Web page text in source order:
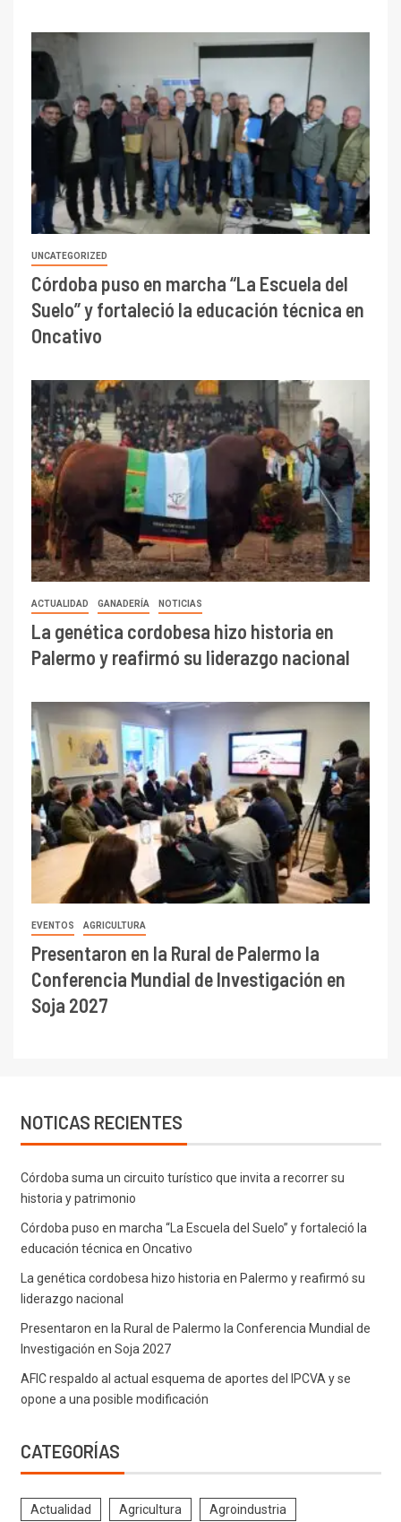
UNCATEGORIZED
Córdoba puso en marcha “La Escuela del
Suelo” y fortaleció la educación técnica en
Oncativo
ACTUALIDAD GANADERÍA NOTICIAS
La genética cordobesa hizo historia en
Palermo y reafirmó su liderazgo nacional
EVENTOS AGRICULTURA
Presentaron en la Rural de Palermo la
Conferencia Mundial de Investigación en
Soja 2027
NOTICAS RECIENTES
Córdoba suma un circuito turístico que invita a recorrer su
historia y patrimonio
Córdoba puso en marcha “La Escuela del Suelo” y fortaleció la
educación técnica en Oncativo
La genética cordobesa hizo historia en Palermo y reafirmó su
liderazgo nacional
Presentaron en la Rural de Palermo la Conferencia Mundial de
Investigación en Soja 2027
AFIC respaldo al actual esquema de aportes del IPCVA y se
opone a una posible modificación
CATEGORÍAS
Actualidad Agricultura Agroindustria